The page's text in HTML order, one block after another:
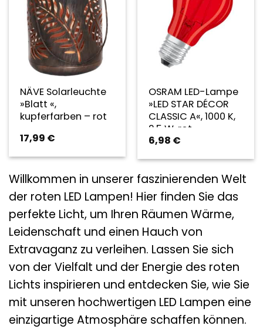
NÄVE Solarleuchte
»Blatt «,
kupferfarben – rot
17,99 €
OSRAM LED-Lampe
»LED STAR DÉCOR
CLASSIC A«, 1000 K,
2,5 W, rot
6,98 €
Willkommen in unserer faszinierenden Welt
der roten LED Lampen! Hier finden Sie das
perfekte Licht, um Ihren Räumen Wärme,
Leidenschaft und einen Hauch von
Extravaganz zu verleihen. Lassen Sie sich
von der Vielfalt und der Energie des roten
Lichts inspirieren und entdecken Sie, wie Sie
mit unseren hochwertigen LED Lampen eine
einzigartige Atmosphäre schaffen können.